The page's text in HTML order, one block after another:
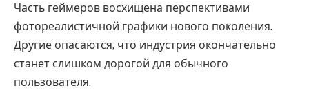
Часть геймеров восхищена перспективами
фотореалистичной графики нового поколения.
Другие опасаются, что индустрия окончательно
станет слишком дорогой для обычного
пользователя.